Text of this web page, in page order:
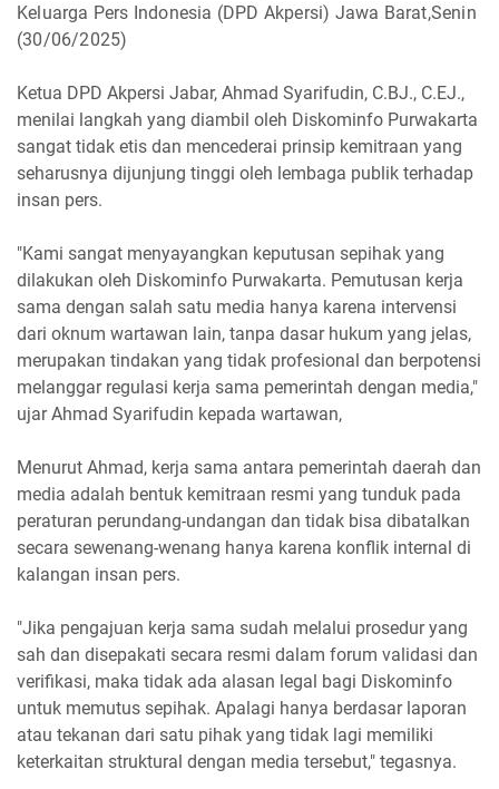
Keluarga Pers Indonesia (DPD Akpersi) Jawa Barat,Senin
(30/06/2025)
Ketua DPD Akpersi Jabar, Ahmad Syarifudin, C.BJ., C.EJ.,
menilai langkah yang diambil oleh Diskominfo Purwakarta
sangat tidak etis dan mencederai prinsip kemitraan yang
seharusnya dijunjung tinggi oleh lembaga publik terhadap
insan pers.
"Kami sangat menyayangkan keputusan sepihak yang
dilakukan oleh Diskominfo Purwakarta. Pemutusan kerja
sama dengan salah satu media hanya karena intervensi
dari oknum wartawan lain, tanpa dasar hukum yang jelas,
merupakan tindakan yang tidak profesional dan berpotensi
melanggar regulasi kerja sama pemerintah dengan media,"
ujar Ahmad Syarifudin kepada wartawan,
Menurut Ahmad, kerja sama antara pemerintah daerah dan
media adalah bentuk kemitraan resmi yang tunduk pada
peraturan perundang-undangan dan tidak bisa dibatalkan
secara sewenang-wenang hanya karena konflik internal di
kalangan insan pers.
"Jika pengajuan kerja sama sudah melalui prosedur yang
sah dan disepakati secara resmi dalam forum validasi dan
verifikasi, maka tidak ada alasan legal bagi Diskominfo
untuk memutus sepihak. Apalagi hanya berdasar laporan
atau tekanan dari satu pihak yang tidak lagi memiliki
keterkaitan struktural dengan media tersebut," tegasnya.